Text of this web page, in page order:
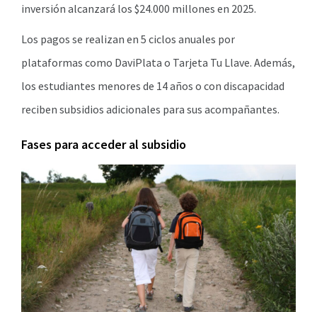
inversión alcanzará los $24.000 millones en 2025.
Los pagos se realizan en 5 ciclos anuales por
plataformas como DaviPlata o Tarjeta Tu Llave. Además,
los estudiantes menores de 14 años o con discapacidad
reciben subsidios adicionales para sus acompañantes.
Fases para acceder al subsidio